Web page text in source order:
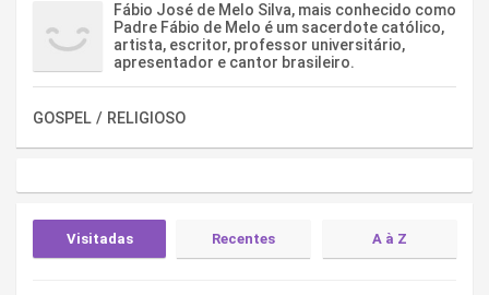
Fábio José de Melo Silva, mais conhecido como
Padre Fábio de Melo é um sacerdote católico,
artista, escritor, professor universitário,
apresentador e cantor brasileiro.
GOSPEL / RELIGIOSO
Visitadas Recentes A à Z